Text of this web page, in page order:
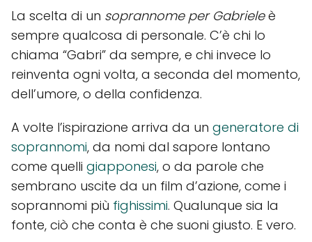
La scelta di un soprannome per Gabrieleè
sempre qualcosa di personale. C’è chi lo
chiama “Gabri” da sempre, e chi invece lo
reinventa ogni volta, a seconda del momento,
dell’umore, o della confidenza.
A volte l’ispirazione arriva da un generatore di
soprannomi, da nomi dal sapore lontano
come quelli giapponesi, o da parole che
sembrano uscite da un film d’azione, come i
soprannomi più fighissimi. Qualunque sia la
fonte, ciò che conta è che suoni giusto. E vero.